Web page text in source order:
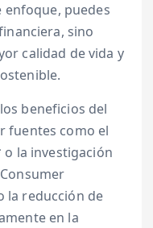
puedes
sino
calidad de vida y
beneficios del
fuentes como el
la investigación
la reducción de
en la